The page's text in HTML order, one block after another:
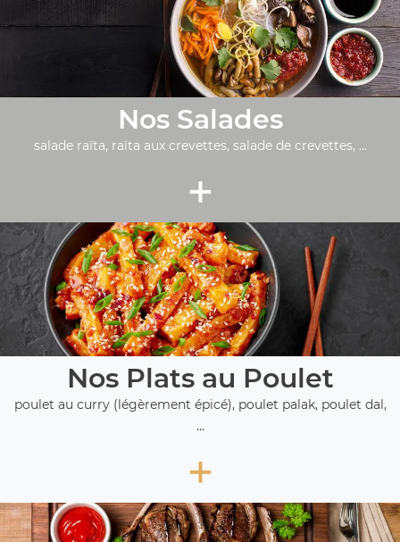
Nos Salades
salade raïta, raïta aux crevettes, salade de crevettes, ...
+
Nos Plats au Poulet
poulet au curry (légèrement épicé), poulet palak, poulet dal,
...
+